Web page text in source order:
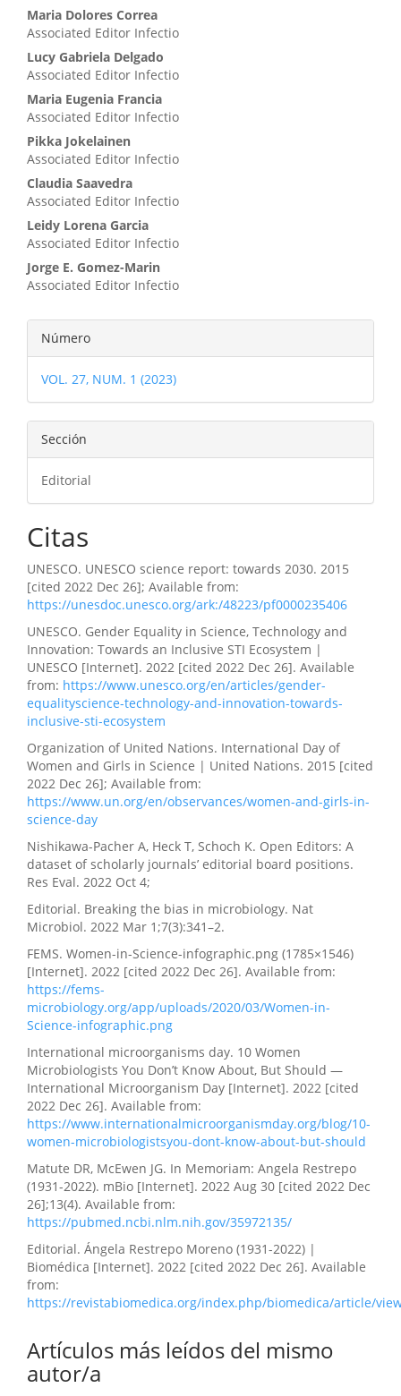
Contenido
principal
del
artículo
Maria Dolores Correa
Associated Editor Infectio
Lucy Gabriela Delgado
Associated Editor Infectio
Maria Eugenia Francia
Associated Editor Infectio
Pikka Jokelainen
Associated Editor Infectio
Claudia Saavedra
Associated Editor Infectio
Leidy Lorena Garcia
Associated Editor Infectio
Jorge E. Gomez-Marin
Associated Editor Infectio
Detalles
del
artículo
Número
VOL. 27, NUM. 1 (2023)
Sección
Editorial
Citas
UNESCO. UNESCO science report: towards 2030. 2015
[cited 2022 Dec 26]; Available from:
https://unesdoc.unesco.org/ark:/48223/pf0000235406
UNESCO. Gender Equality in Science, Technology and
Innovation: Towards an Inclusive STI Ecosystem |
UNESCO [Internet]. 2022 [cited 2022 Dec 26]. Available
from: https://www.unesco.org/en/articles/gender-
equalityscience-technology-and-innovation-towards-
inclusive-sti-ecosystem
Organization of United Nations. International Day of
Women and Girls in Science | United Nations. 2015 [cited
2022 Dec 26]; Available from:
https://www.un.org/en/observances/women-and-girls-in-
science-day
Nishikawa-Pacher A, Heck T, Schoch K. Open Editors: A
dataset of scholarly journals’ editorial board positions.
Res Eval. 2022 Oct 4;
Editorial. Breaking the bias in microbiology. Nat
Microbiol. 2022 Mar 1;7(3):341–2.
FEMS. Women-in-Science-infographic.png (1785×1546)
[Internet]. 2022 [cited 2022 Dec 26]. Available from:
https://fems-
microbiology.org/app/uploads/2020/03/Women-in-
Science-infographic.png
International microorganisms day. 10 Women
Microbiologists You Don’t Know About, But Should —
International Microorganism Day [Internet]. 2022 [cited
2022 Dec 26]. Available from:
https://www.internationalmicroorganismday.org/blog/10-
women-microbiologistsyou-dont-know-about-but-should
Matute DR, McEwen JG. In Memoriam: Angela Restrepo
(1931-2022). mBio [Internet]. 2022 Aug 30 [cited 2022 Dec
26];13(4). Available from:
https://pubmed.ncbi.nlm.nih.gov/35972135/
Editorial. Ángela Restrepo Moreno (1931-2022) |
Biomédica [Internet]. 2022 [cited 2022 Dec 26]. Available
from:
https://revistabiomedica.org/index.php/biomedica/article/
Artículos más leídos del mismo
autor/a